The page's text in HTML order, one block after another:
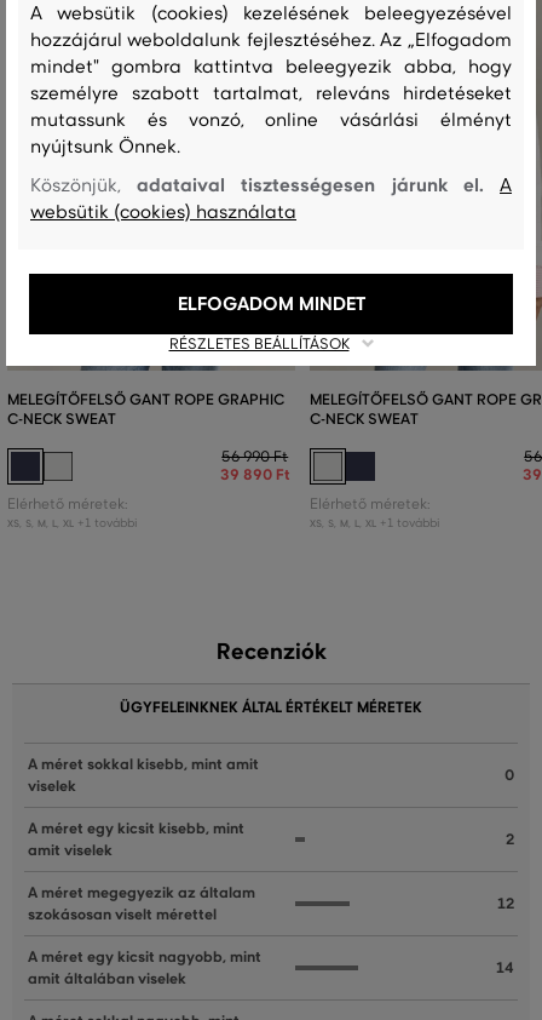
MELEGÍTŐFELSŐ GANT ROPE GRAPHIC
C-NECK SWEAT
56 990 Ft
39 890 Ft
Elérhető méretek:
XS S M L XL +1 további
MELEGÍTŐFELSŐ GANT ROPE
C-NECK SWEAT
Elérhető méretek:
XS S M L XL +1 további
Recenziók
ÜGYFELEINKNEK ÁLTAL ÉRTÉKELT MÉRETEK
A méret sokkal kisebb, mint amit
viselek
0
A méret egy kicsit kisebb, mint
amit viselek
2
A méret megegyezik az általam
szokásosan viselt mérettel
12
A méret egy kicsit nagyobb, mint
amit általában viselek
14
A websütik (cookies) kezelésének beleegyezésével
hozzájárul weboldalunk fejlesztéséhez. Az „Elfogadom
mindet" gombra kattintva beleegyezik abba, hogy
személyre szabott tartalmat, releváns hirdetéseket
mutassunk és vonzó, online vásárlási élményt
nyújtsunk Önnek.
Köszönjük,adataival tisztességesen járunk el.A
websütik (cookies) használata
RÉSZLETES BEÁLLÍTÁSOK
ELFOGADOM MINDET